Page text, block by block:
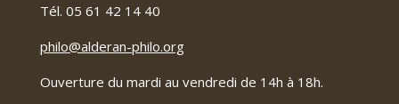
Tél. 05 61 42 14 40
philo@alderan-philo.org
Ouverture du mardi au vendredi de 14h à 18h.